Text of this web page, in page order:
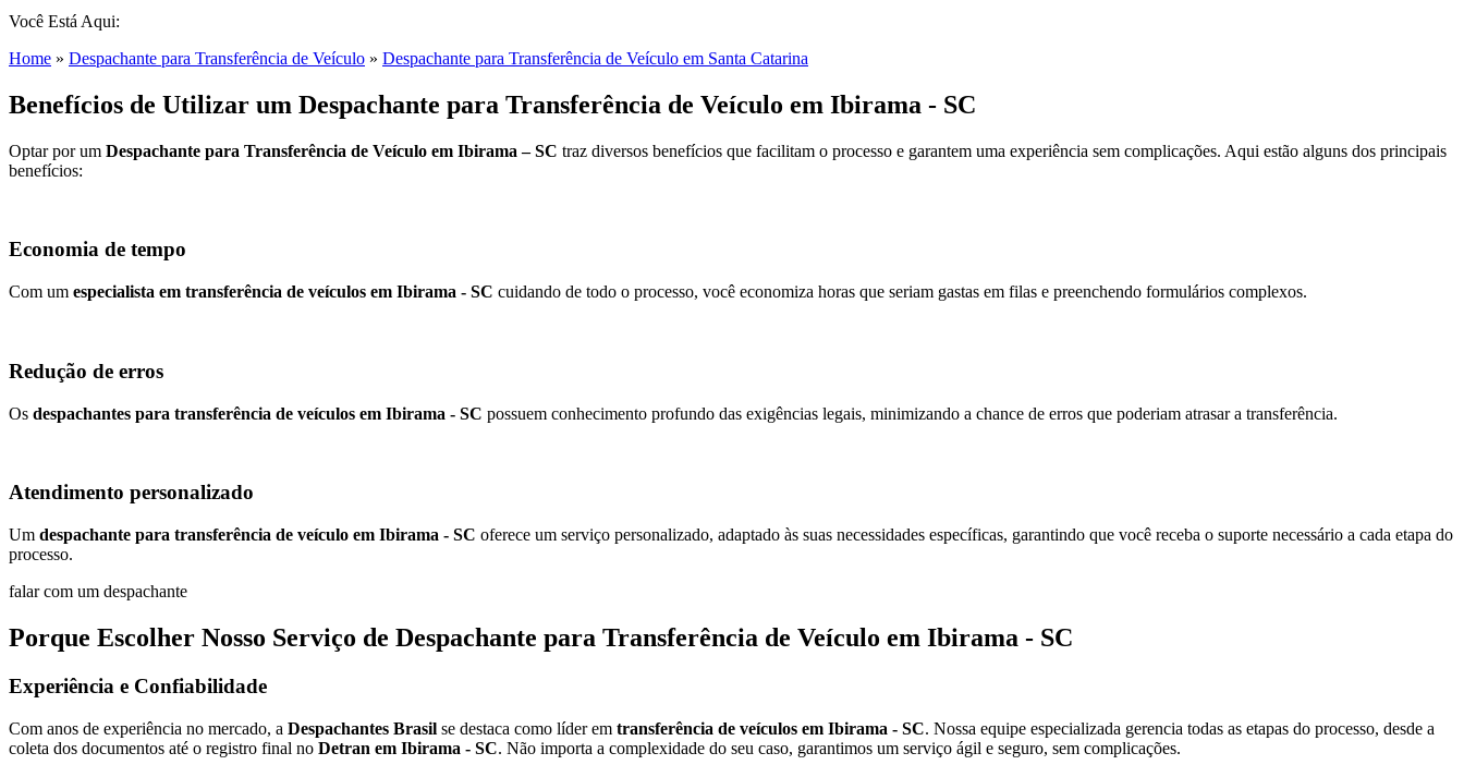
Você Está Aqui:
Home » Despachante para Transferência de Veículo » Despachante para Transferência de Veículo em Santa Catarina
Benefícios de Utilizar um Despachante para Transferência de Veículo em Ibirama - SC
Optar por um Despachante para Transferência de Veículo em Ibirama – SC traz diversos benefícios que facilitam o processo e garantem uma experiência sem complicações. Aqui estão alguns dos principais
benefícios:
Economia de tempo
Com um especialista em transferência de veículos em Ibirama - SC cuidando de todo o processo, você economiza horas que seriam gastas em filas e preenchendo formulários complexos.
Redução de erros
Os despachantes para transferência de veículos em Ibirama - SC possuem conhecimento profundo das exigências legais, minimizando a chance de erros que poderiam atrasar a transferência.
Atendimento personalizado
Um despachante para transferência de veículo em Ibirama - SC oferece um serviço personalizado, adaptado às suas necessidades específicas, garantindo que você receba o suporte necessário a cada etapa do
processo.
falar com um despachante
Porque Escolher Nosso Serviço de Despachante para Transferência de Veículo em Ibirama - SC
Experiência e Confiabilidade
Com anos de experiência no mercado, a Despachantes Brasil se destaca como líder em transferência de veículos em Ibirama - SC. Nossa equipe especializada gerencia todas as etapas do processo, desde a
coleta dos documentos até o registro final no Detran em Ibirama - SC. Não importa a complexidade do seu caso, garantimos um serviço ágil e seguro, sem complicações.